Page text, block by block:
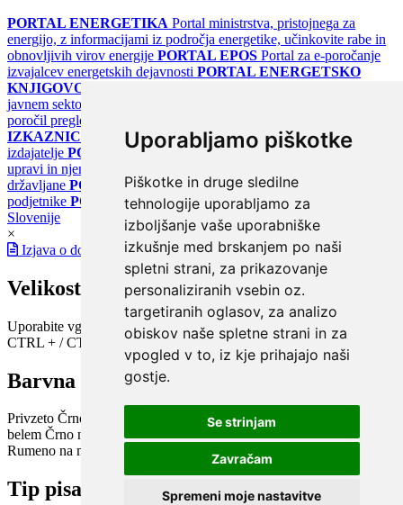
Uporabljamo piškotke
Piškotke in druge sledilne
tehnologije uporabljamo za
izboljšanje vaše uporabniške
izkušnje med brskanjem po naši
spletni strani, za prikazovanje
personaliziranih vsebin oz.
targetiranih oglasov, za analizo
obiskov naše spletne strani in za
vpogled v to, iz kje prihajajo naši
gostje.
Se strinjam
Zavračam
Spremeni moje nastavitve
PORTAL ENERGETIKA Portal ministrstva, pristojnega za
energijo, z informacijami iz področja energetike, učinkovite rabe in
obnovljivih virov energije PORTAL EPOS Portal za e-poročanje
izvajalcev energetskih dejavnosti PORTAL ENERGETSKO
KNJIGOVODSTVO
javnem sektorju
poročil pregledov klimatskih sistemov
IZKAZNICE
Register energetskih izkaznic - za izdelovalce in
izdajatelje PORTAL GOV.SI Osrednje spletno mesto o državni
upravi in njenih storitvah
državljane PORTAL SPOT Državni portal za podjetja in
podjetnike PORTAL OPSI Državni portal odprtih podatkov
Slovenije
×
Izjava o dostopnosti
Velikost pisave
Uporabite vgrajeno funkcijo brskalnika
CTRL + / CTRL -
Barvna shema
Privzeto Črno na belem Belo na črnem Črno na bež
belem Črno na zelenem Črno na rumenem Modro na rumenem
Rumeno na modrem
Turkizno na črnem Črno na vijoličnem
Tip pisave